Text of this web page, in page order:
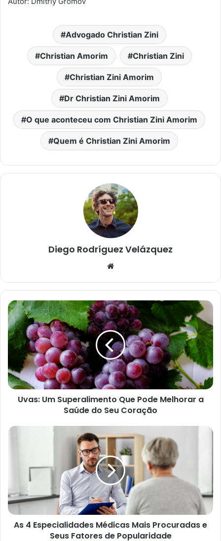
Advogado Christian Zini
Christian Amorim Christian Zini
Christian Zini Amorim
Dr Christian Zini Amorim
O que aconteceu com Christian Zini Amorim
Quem é Christian Zini Amorim
Diego Rodríguez Velázquez
b
s
t
e
Uvas: Um Superalimento Que Pode Melhorar a
Saúde do Seu Coração
As 4 Especialidades Médicas Mais Procuradas e
Seus Fatores de Popularidade